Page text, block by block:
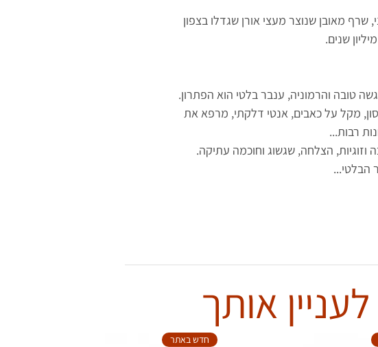
שרף מאובן שנוצר מעצי אורן שגדלו בצפון
טובה והרמוניה, ענבר בלטי הוא הפתרון.
מקל על כאבים, אנטי דלקתי, מרפא את
רבות...
הצלחה, שגשוג וחוכמה עתיקה.
הבלטי...
אותך
חדש באתר